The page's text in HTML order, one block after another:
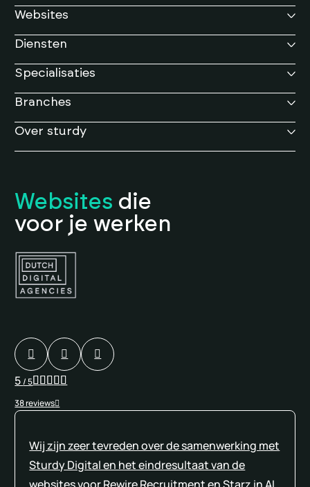
Websites
Diensten
Specialisaties
Branches
Over sturdy
Websites die
voor je werken
5/ 5
38 reviews
Wij zijn zeer tevreden over de samenwerking met
Sturdy Digital en het eindresultaat van de